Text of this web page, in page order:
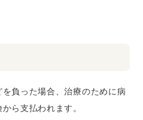
負った場合、治療のために病
ら支払われます。